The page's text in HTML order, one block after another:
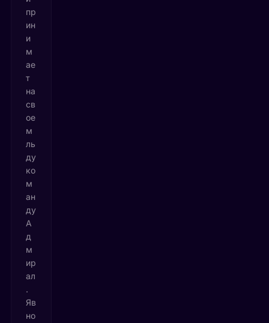
пр
ин
и
м
ае
т
на
св
ое
м
ль
ду
ко
м
ан
ду
А
д
м
ир
ал
.
Яв
но